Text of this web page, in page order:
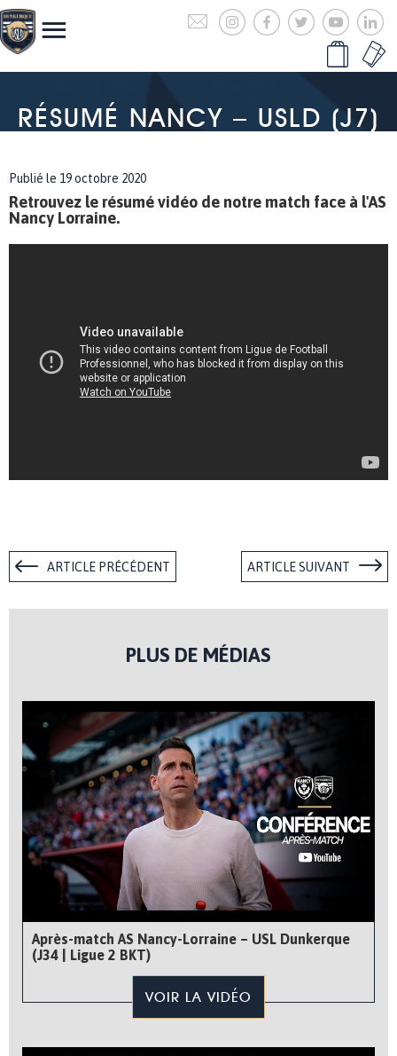
RÉSUMÉ NANCY – USLD (J7)
Publié le 19 octobre 2020
Retrouvez le résumé vidéo de notre match face à l'AS
Nancy Lorraine.
ARTICLE PRÉCÉDENT ARTICLE SUIVANT
PLUS DE MÉDIAS
Après-match AS Nancy-Lorraine – USL Dunkerque
(J34 | Ligue 2 BKT)
VOIR LA VIDÉO